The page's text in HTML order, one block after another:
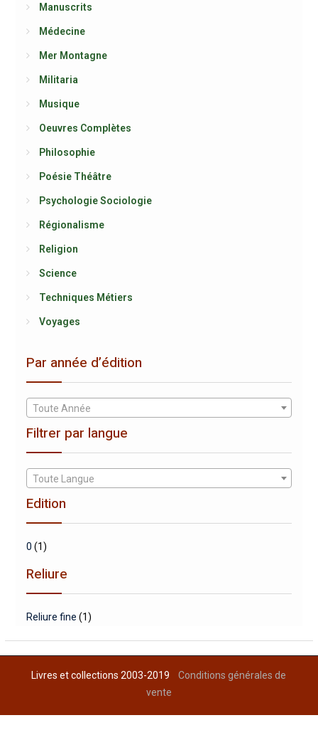
Manuscrits
Médecine
Mer Montagne
Militaria
Musique
Oeuvres Complètes
Philosophie
Poésie Théâtre
Psychologie Sociologie
Régionalisme
Religion
Science
Techniques Métiers
Voyages
Par année d’édition
Toute Année
Filtrer par langue
Toute Langue
Edition
0 (1)
Reliure
Reliure fine (1)
Livres et collections 2003-2019Conditions générales de
vente